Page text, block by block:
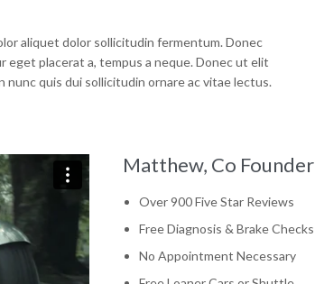
aliquet dolor sollicitudin fermentum. Donec
eget placerat a, tempus a neque. Donec ut elit
nunc quis dui sollicitudin ornare ac vitae lectus.
Matthew, Co Founder
Over 900 Five Star Reviews
Free Diagnosis & Brake Checks
No Appointment Necessary